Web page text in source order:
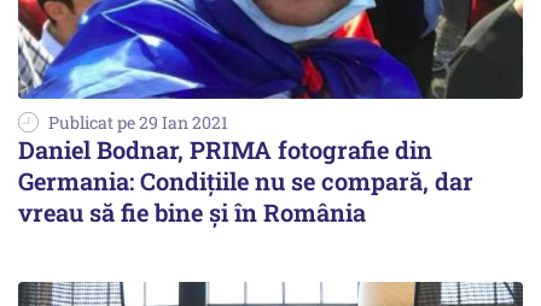
Publicat pe 29 Ian 2021
Daniel Bodnar, PRIMA fotografie din
Germania: Condițiile nu se compară, dar
vreau să fie bine și în România